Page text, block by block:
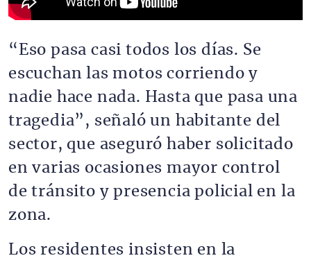
“Eso pasa casi todos los días. Se
escuchan las motos corriendo y
nadie hace nada. Hasta que pasa una
tragedia”, señaló un habitante del
sector, que aseguró haber solicitado
en varias ocasiones mayor control
de tránsito y presencia policial en la
zona.
Los residentes insisten en la